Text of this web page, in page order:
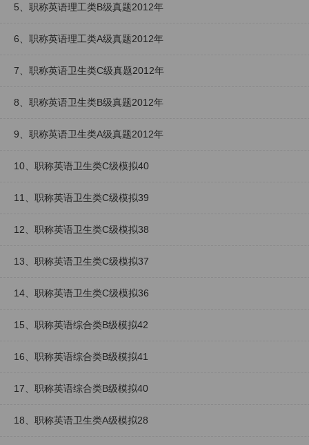
5、职称英语理工类B级真题2012年
6、职称英语理工类A级真题2012年
7、职称英语卫生类C级真题2012年
8、职称英语卫生类B级真题2012年
9、职称英语卫生类A级真题2012年
10、职称英语卫生类C级模拟40
11、职称英语卫生类C级模拟39
12、职称英语卫生类C级模拟38
13、职称英语卫生类C级模拟37
14、职称英语卫生类C级模拟36
15、职称英语综合类B级模拟42
16、职称英语综合类B级模拟41
17、职称英语综合类B级模拟40
18、职称英语卫生类A级模拟28